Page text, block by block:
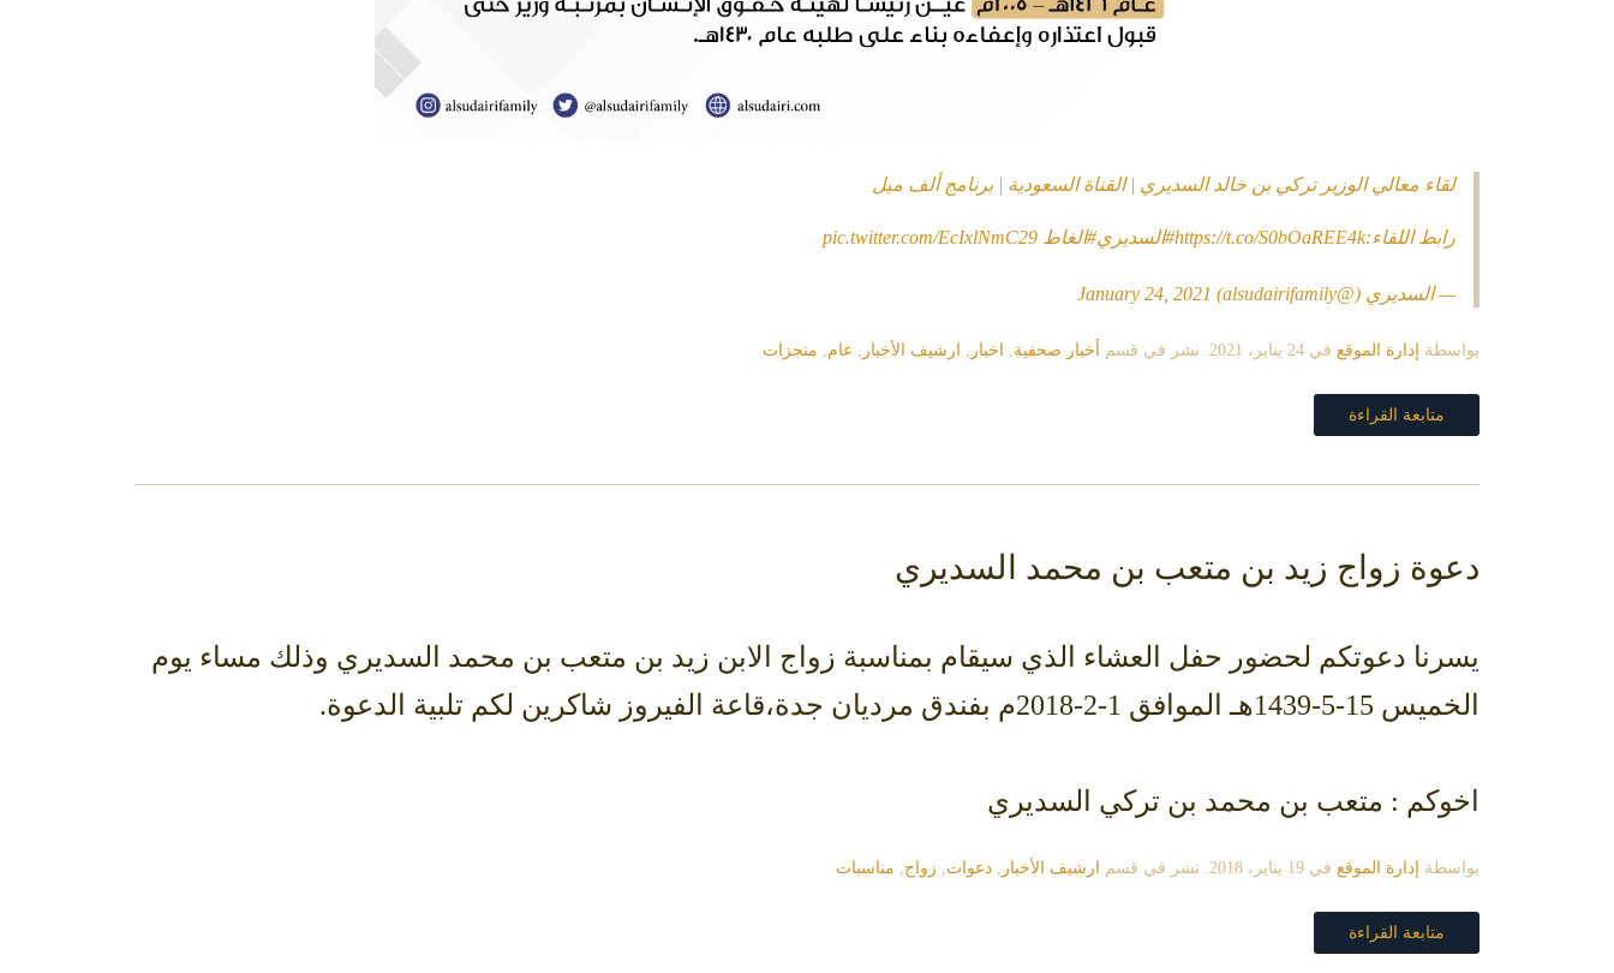
لقاء معالي الوزير تركي بن خالد السديري | القناة السعودية | برنامج ألف ميل
رابط اللقاء:https://t.co/S0bOaREE4k#السديري#الغاط pic.twitter.com/EcIxlNmC29
— السديري (@alsudairifamily) January 24, 2021
بواسطة إدارة الموقع في 24 يناير، 2021 . نشر في قسم أخبار صحفية, اخبار , ارشيف الأخبار , عام, منجزات
متابعة القراءة
دعوة زواج زيد بن متعب بن محمد السديري
يسرنا دعوتكم لحضور حفل العشاء الذي سيقام بمناسبة زواج الابن زيد بن متعب بن محمد السديري وذلك مساء يوم
الخميس 15-5-1439هـ الموافق 1-2-2018م بفندق مرديان جدة،قاعة الفيروز شاكرين لكم تلبية الدعوة.
اخوكم : متعب بن محمد بن تركي السديري
بواسطة إدارة الموقع في 19 يناير، 2018 . نشر في قسم ارشيف الأخبار , دعوات, زواج, مناسبات
متابعة القراءة